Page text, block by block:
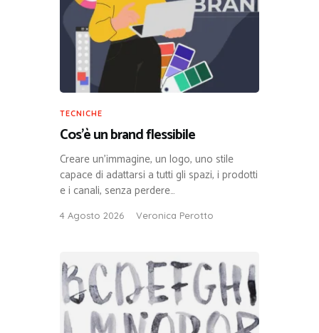
TECNICHE
Cos’è un brand flessibile
Creare un’immagine, un logo, uno stile
capace di adattarsi a tutti gli spazi, i prodotti
e i canali, senza perdere…
4 Agosto 2026 Veronica Perotto